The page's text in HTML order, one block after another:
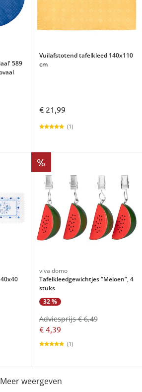
589
Vuilafstotend tafelkleed 140x110
cm
€ 21,99
(1)
%
viva domo
Tafelkleedgewichtjes “Meloen”, 4
stuks
32 %
€ 4,39
Adviesprijs € 6,49
(1)
Meer weergeven